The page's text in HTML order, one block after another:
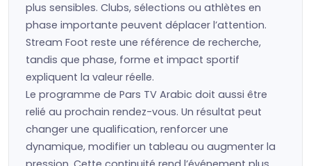
plus sensibles. Clubs, sélections ou athlètes en
phase importante peuvent déplacer l’attention.
Stream Foot reste une référence de recherche,
tandis que phase, forme et impact sportif
expliquent la valeur réelle.
Le programme de Pars TV Arabic doit aussi être
relié au prochain rendez-vous. Un résultat peut
changer une qualification, renforcer une
dynamique, modifier un tableau ou augmenter la